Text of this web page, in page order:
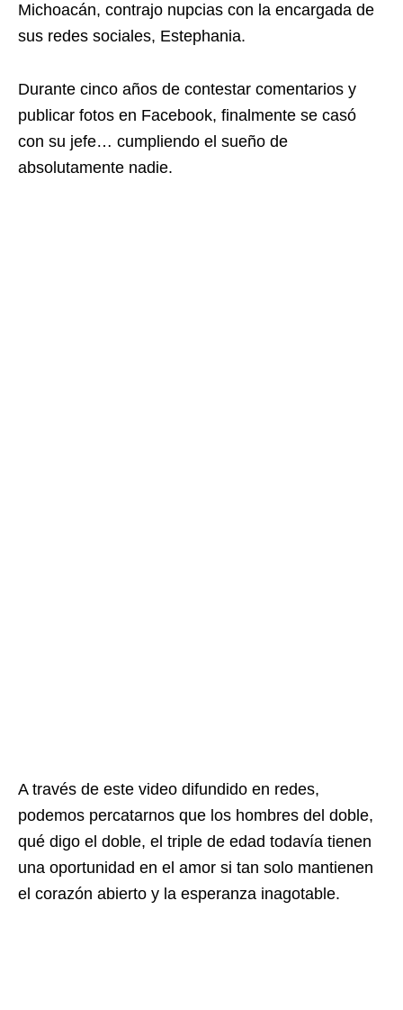
Michoacán, contrajo nupcias con la encargada de
sus redes sociales, Estephania.
Durante cinco años de contestar comentarios y
publicar fotos en Facebook, finalmente se casó
con su jefe… cumpliendo el sueño de
absolutamente nadie.
A través de este video difundido en redes,
podemos percatarnos que los hombres del doble,
qué digo el doble, el triple de edad todavía tienen
una oportunidad en el amor si tan solo mantienen
el corazón abierto y la esperanza inagotable.